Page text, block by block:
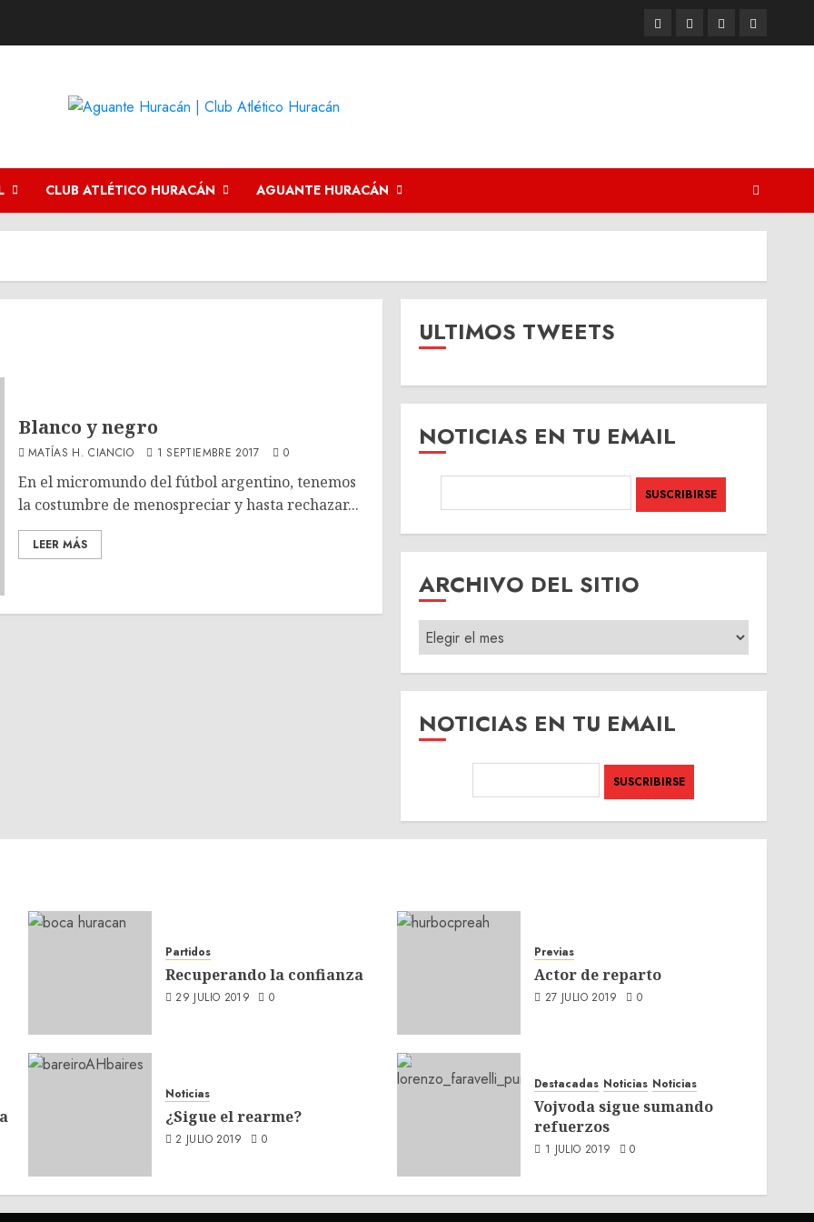
TwitterYoutubeFacebookInstagram
CLUB ATLÉTICO HURACÁN AGUANTE HURACÁN
Blanco y negro
MATÍAS H. CIANCIO 1 SEPTIEMBRE 2017 0
En el micromundo del fútbol argentino, tenemos
la costumbre de menospreciar y hasta rechazar...
LEER MÁS
ULTIMOS TWEETS
NOTICIAS EN TU EMAIL
ARCHIVO DEL SITIO
ARCHIVO
DEL
SITIO
NOTICIAS EN TU EMAIL
Partidos
Recuperando la confianza
29 JULIO 2019 0
Previas
Actor de reparto
27 JULIO 2019 0
Noticias
¿Sigue el rearme?
2 JULIO 2019 0
Destacadas Noticias Noticias
Vojvoda sigue sumando
refuerzos
1 JULIO 2019 0